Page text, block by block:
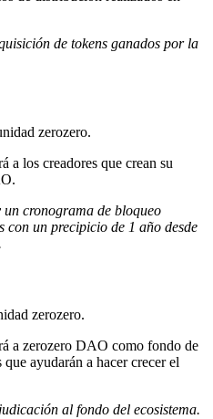
de tokens ganados por la
zerozero.
a los creadores que crean su
cronograma de bloqueo
con un precipicio de 1 año desde
zerozero.
a zerozero DAO como fondo de
ayudarán a hacer crecer el
al fondo del ecosistema.